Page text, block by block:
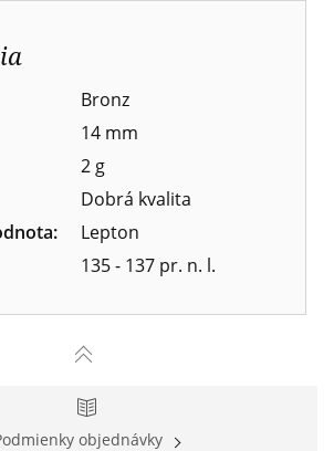
Bronz
14 mm
2 g
Dobrá kvalita
Lepton
135 - 137 pr. n. l.
objednávky